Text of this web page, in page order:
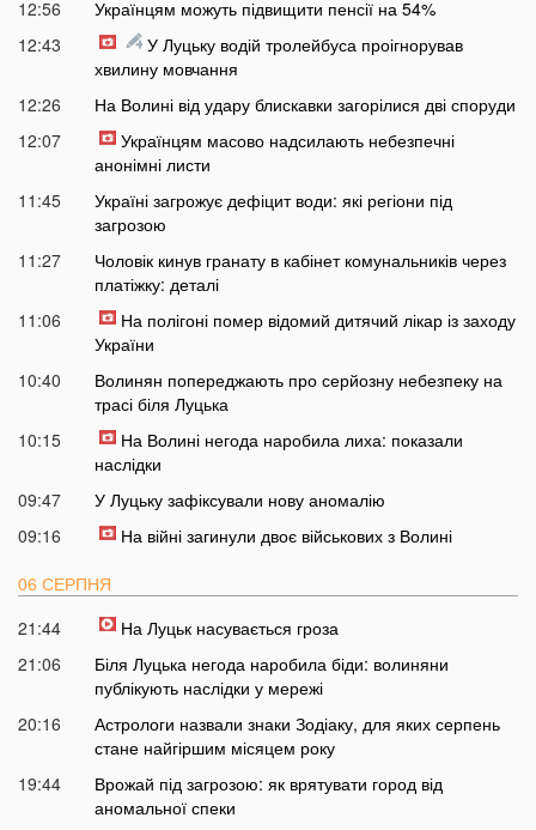
12:56
Українцям можуть підвищити пенсії на 54%
12:43
У Луцьку водій тролейбуса проігнорував
хвилину мовчання
12:26
На Волині від удару блискавки загорілися дві споруди
12:07
Українцям масово надсилають небезпечні
анонімні листи
11:45
Україні загрожує дефіцит води: які регіони під
загрозою
11:27
Чоловік кинув гранату в кабінет комунальників через
платіжку: деталі
11:06
На полігоні помер відомий дитячий лікар із заходу
України
10:40
Волинян попереджають про серйозну небезпеку на
трасі біля Луцька
10:15
На Волині негода наробила лиха: показали
наслідки
09:47
У Луцьку зафіксували нову аномалію
09:16
На війні загинули двоє військових з Волині
06 СЕРПНЯ
21:44
На Луцьк насувається гроза
21:06
Біля Луцька негода наробила біди: волиняни
публікують наслідки у мережі
20:16
Астрологи назвали знаки Зодіаку, для яких серпень
стане найгіршим місяцем року
19:44
Врожай під загрозою: як врятувати город від
аномальної спеки